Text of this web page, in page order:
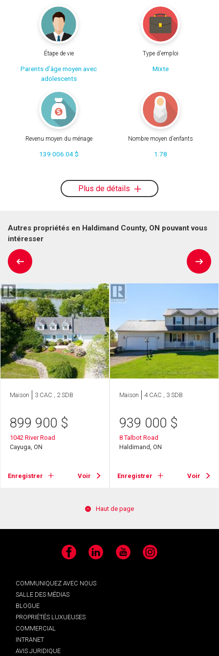
Étape de vie
Parents d'âge moyen avec
adolescents
Type d'emploi
Mixte
Revenu moyen du ménage
139 006.04 $
Nombre moyen d'enfants
1.78
Plus de détails
Autres propriétés en Haldimand County, ON pouvant vous
intéresser
Maison 3 CAC , 2 SDB
899 900 $
1042 River Road
Cayuga, ON
Enregistrer Voir
Maison 4 CAC , 3 SDB
939 000 $
8 Talbot Road
Haldimand, ON
Enregistrer Voir
Haut de page
Facebook LinkedIn YouTube Instagram
COMMUNIQUEZ AVEC NOUS
SALLE DES MÉDIAS
BLOGUE
PROPRIÉTÉS LUXUEUSES
COMMERCIAL
INTRANET
AVIS JURIDIQUE